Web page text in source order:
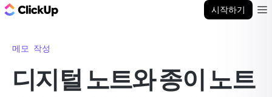
시작하기
메모 작성
디지털 노트와 종이 노트